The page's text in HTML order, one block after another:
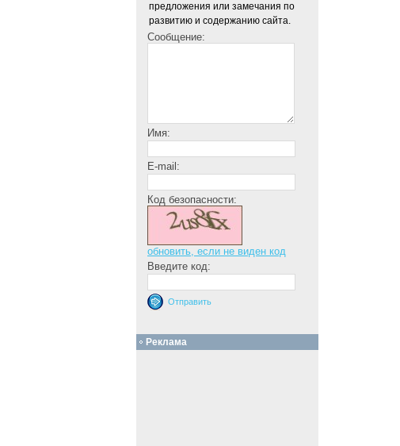
предложения или замечания по
развитию и содержанию сайта.
Сообщение:
Имя:
E-mail:
Код безопасности:
обновить, если не виден код
Введите код:
Реклама